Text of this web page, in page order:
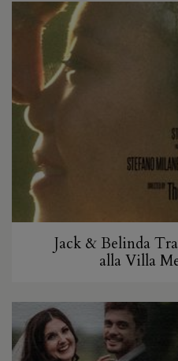
Jack & Belinda
alla Villa